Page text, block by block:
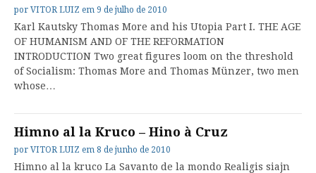
por VITOR LUIZ em 9 de julho de 2010
Karl Kautsky Thomas More and his Utopia Part I. THE AGE
OF HUMANISM AND OF THE REFORMATION
INTRODUCTION Two great figures loom on the threshold
of Socialism: Thomas More and Thomas Münzer, two men
whose…
Himno al la Kruco – Hino à Cruz
por VITOR LUIZ em 8 de junho de 2010
Himno al la kruco La Savanto de la mondo Realigis siajn